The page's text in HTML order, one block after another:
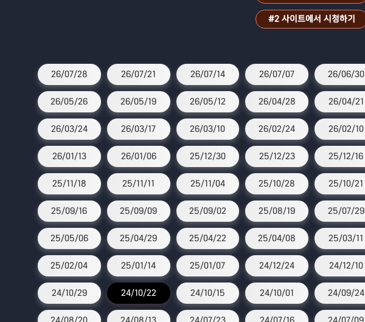
#2 사이트에서 시청하기
26/07/28 26/07/21 26/07/14 26/07/07 26/06/30
26/05/26 26/05/19 26/05/12 26/04/28 26/04/21
26/03/24 26/03/17 26/03/10 26/02/24 26/02/10
26/01/13 26/01/06 25/12/30 25/12/23 25/12/16
25/11/18 25/11/11 25/11/04 25/10/28 25/10/21
25/09/16 25/09/09 25/09/02 25/08/19 25/07/29
25/05/06 25/04/29 25/04/22 25/04/08 25/03/11
25/02/04 25/01/14 25/01/07 24/12/24 24/12/10
24/10/29 24/10/22 24/10/15 24/10/01 24/09/24